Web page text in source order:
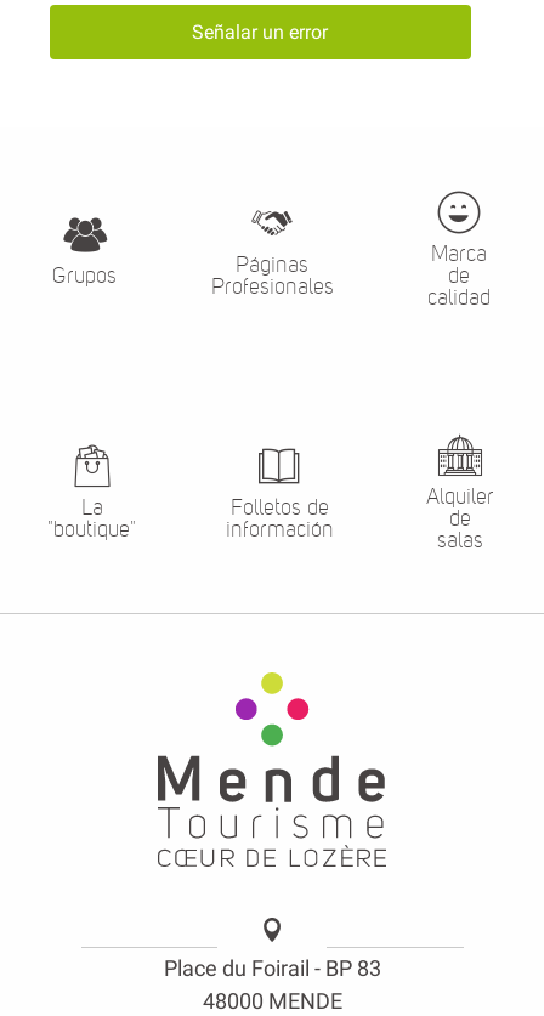
Señalar un error
Grupos
Páginas
Profesionales
Marca
de
calidad
La
"boutique"
Folletos de
información
Alquiler
de
salas
Place du Foirail - BP 83
48000 MENDE